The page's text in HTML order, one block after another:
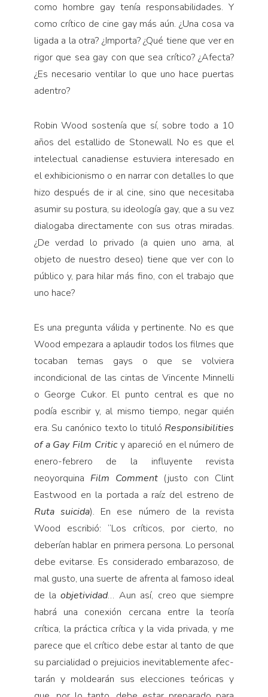
como hombre gay tenía responsabilida­des. Y
como crítico de cine gay más aún. ¿Una cosa va
ligada a la otra? ¿Importa? ¿Qué tiene que ver en
rigor que sea gay con que sea crítico? ¿Afecta?
¿Es necesario ventilar lo que uno hace puertas
adentro?
Robin Wood sostenía que sí, sobre todo a 10
años del estallido de Stonewall. No es que el
intelectual canadiense estuviera interesado en
el exhibicionis­mo o en narrar con detalles lo que
hizo después de ir al cine, sino que necesitaba
asumir su postura, su ideología gay, que a su vez
dialogaba directamente con sus otras miradas.
¿De verdad lo privado (a quien uno ama, al
objeto de nuestro deseo) tiene que ver con lo
público y, para hilar más fino, con el trabajo que
uno hace?
Es una pregunta válida y pertinente. No es que
Wood empezara a aplaudir todos los filmes que
toca­ban temas gays o que se volviera
incondicional de las cintas de Vincente Minnelli
o George Cukor. El punto central es que no
podía escribir y, al mismo tiempo, negar quién
era. Su canónico texto lo tituló Respon­sibilities
of a Gay Film Criticy apareció en el número de
enero-febrero de la influyente revista
neoyorquina Film Comment (justo con Clint
Eastwood en la portada a raíz del estreno de
Ruta suicida). En ese número de la revista
Wood escribió: “Los críticos, por cierto, no
deberían hablar en primera persona. Lo personal
debe evitarse. Es considerado embarazoso, de
mal gusto, una suerte de afrenta al famoso ideal
de laobjetividad… Aun así, creo que siempre
habrá una conexión cercana entre la teoría
crítica, la práctica crítica y la vida pri­vada, y me
parece que el crítico debe estar al tanto de que
su parcialidad o prejuicios inevitablemente afec­
tarán y moldearán sus elecciones teóricas y